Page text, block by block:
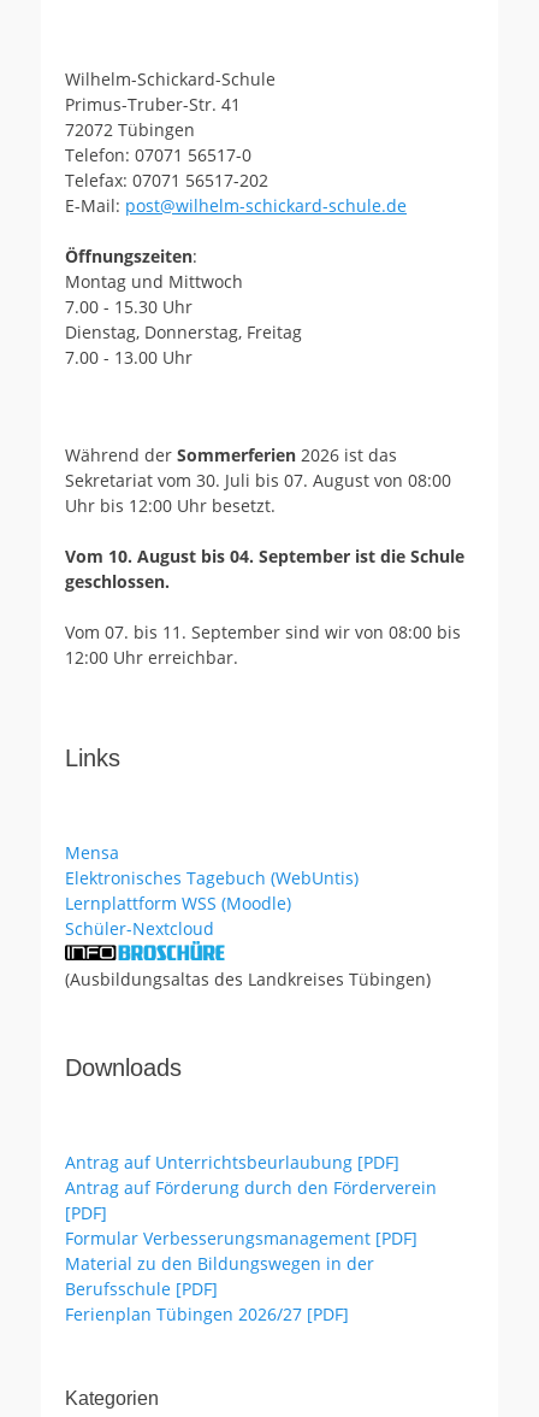
Wilhelm-Schickard-Schule
Primus-Truber-Str. 41
72072 Tübingen
Telefon: 07071 56517-0
Telefax: 07071 56517-202
E-Mail: post@wilhelm-schickard-schule.de
Öffnungszeiten:
Montag und Mittwoch
7.00 - 15.30 Uhr
Dienstag, Donnerstag, Freitag
7.00 - 13.00 Uhr
Während der Sommerferien 2026 ist das
Sekretariat vom 30. Juli bis 07. August von 08:00
Uhr bis 12:00 Uhr besetzt.
Vom 10. August bis 04. September ist die Schule
geschlossen.
Vom 07. bis 11. September sind wir von 08:00 bis
12:00 Uhr erreichbar.
Links
Mensa
Elektronisches Tagebuch (WebUntis)
Lernplattform WSS (Moodle)
Schüler-Nextcloud
(Ausbildungsaltas des Landkreises Tübingen)
Downloads
Antrag auf Unterrichtsbeurlaubung [PDF]
Antrag auf Förderung durch den Förderverein
[PDF]
Formular Verbesserungsmanagement [PDF]
Material zu den Bildungswegen in der
Berufsschule [PDF]
Ferienplan Tübingen 2026/27 [PDF]
Kategorien